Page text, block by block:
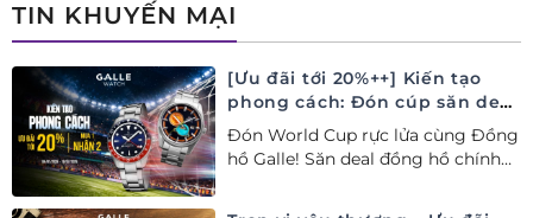
TIN KHUYẾN MẠI
[Ưu đãi tới 20%++] Kiến tạo
phong cách: Đón cúp săn deal
– Siêu ưu đãi đồng hành cùng
World Cup
Đón World Cup rực lửa cùng Đồng
hồ Galle! Săn deal đồng hồ chính